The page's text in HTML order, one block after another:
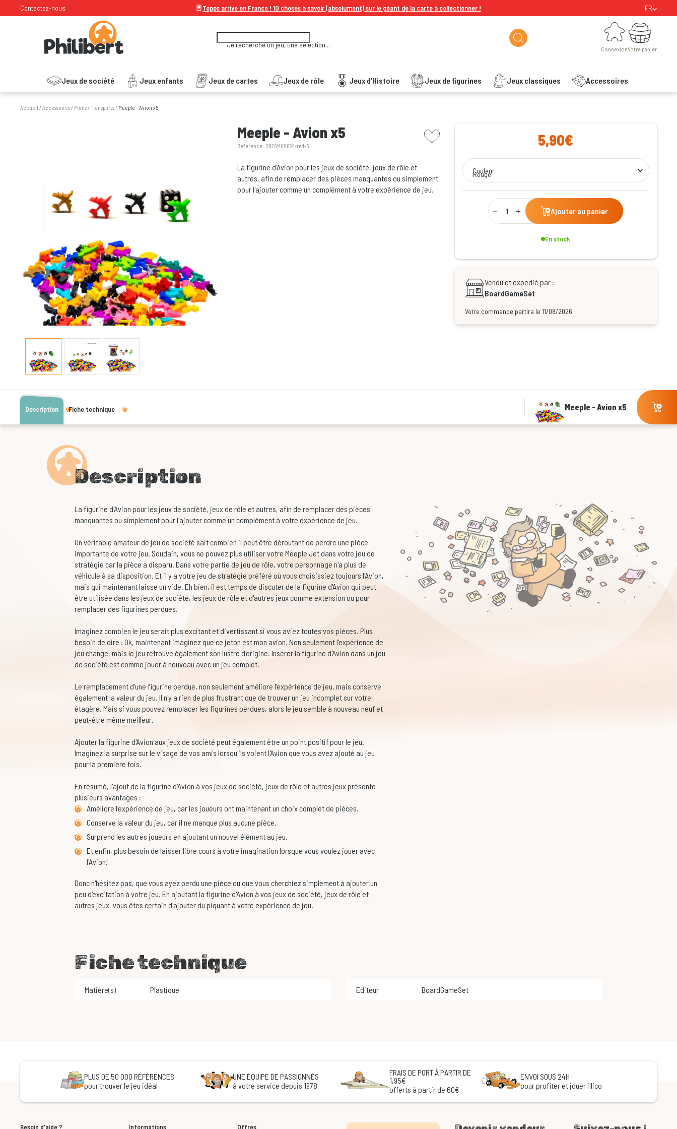
Contactez-nous 🃏Topps arrive en France ! 10 choses à savoir (absolument) sur le géant de la carte à collectionner ! FR
Je recherche un jeu, une sélection...
Connexion
Connexion
Jeux de société Jeux enfants Jeux de cartes Jeux de rôle Jeux d'Histoire Jeux de figurines Jeux classiques Accessoires
Votre panier
Votre panier
Accueil /Accessoires/ Pions/Transports/ Meeple - Avion x5
Meeple - Avion x5
Référence :2020M00024-red-5
picto wishlist
La figurine d'Avion pour les jeux de société, jeux de rôle et
autres, afin de remplacer des pièces manquantes ou simplement
pour l'ajouter comme un complément à votre expérience de jeu.
5,90€
Couleur
Rouge
Qty
Ajouter au panier
En stock
Vendu et expedié par :
BoardGameSet
Votre commande partira le 11/08/2026
Description Fiche technique Meeple - Avion x5
Description
La figurine d'Avion pour les jeux de société, jeux de rôle et autres, afin de remplacer des pièces
manquantes ou simplement pour l'ajouter comme un complément à votre expérience de jeu.
Un véritable amateur de jeu de société sait combien il peut être déroutant de perdre une pièce
importante de votre jeu. Soudain, vous ne pouvez plus utiliser votre Meeple Jet dans votre jeu de
stratégie car la pièce a disparu. Dans votre partie de jeu de rôle, votre personnage n'a plus de
véhicule à sa disposition. Et il y a votre jeu de stratégie préféré où vous choisissiez toujours l'Avion,
mais qui maintenant laisse un vide. Eh bien, il est temps de discuter de la figurine d'Avion qui peut
être utilisée dans les jeux de société, les jeux de rôle et d'autres jeux comme extension ou pour
remplacer des figurines perdues.
Imaginez combien le jeu serait plus excitant et divertissant si vous aviez toutes vos pièces. Plus
besoin de dire : Ok, maintenant imaginez que ce jeton est mon avion. Non seulement l'expérience de
jeu change, mais le jeu retrouve également son lustre d'origine. Insérer la figurine d'Avion dans un jeu
de société est comme jouer à nouveau avec un jeu complet.
Le remplacement d'une figurine perdue, non seulement améliore l'expérience de jeu, mais conserve
également la valeur du jeu. Il n'y a rien de plus frustrant que de trouver un jeu incomplet sur votre
étagère. Mais si vous pouvez remplacer les figurines perdues, alors le jeu semble à nouveau neuf et
peut-être même meilleur.
Ajouter la figurine d'Avion aux jeux de société peut également être un point positif pour le jeu.
Imaginez la surprise sur le visage de vos amis lorsqu'ils voient l'Avion que vous avez ajouté au jeu
pour la première fois.
En résumé, l'ajout de la figurine d'Avion à vos jeux de société, jeux de rôle et autres jeux présente
plusieurs avantages :
Améliore l'expérience de jeu, car les joueurs ont maintenant un choix complet de pièces.
Conserve la valeur du jeu, car il ne manque plus aucune pièce.
Surprend les autres joueurs en ajoutant un nouvel élément au jeu.
Et enfin, plus besoin de laisser libre cours à votre imagination lorsque vous voulez jouer avec
l'Avion!
Donc n'hésitez pas, que vous ayez perdu une pièce ou que vous cherchiez simplement à ajouter un
peu d'excitation à votre jeu. En ajoutant la figurine d'Avion à vos jeux de société, jeux de rôle et
autres jeux, vous êtes certain d'ajouter du piquant à votre expérience de jeu.
Fiche technique
Matière(s) Plastique Editeur BoardGameSet
PLUS DE 50 000 RÉFÉRENCES
pour trouver le jeu idéal
UNE ÉQUIPE DE PASSIONNÉS
à votre service depuis 1978
FRAIS DE PORT À PARTIR DE
1,95€
offerts à partir de 60€
ENVOI SOUS 24H
pour profiter et jouer illico
Besoin d'aide ? Informations Offres